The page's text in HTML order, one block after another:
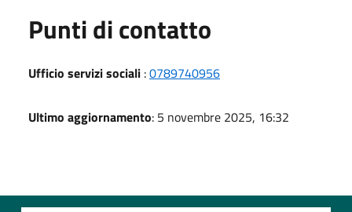
Punti di contatto
Ufficio servizi sociali :0789740956
Ultimo aggiornamento: 5 novembre 2025, 16:32